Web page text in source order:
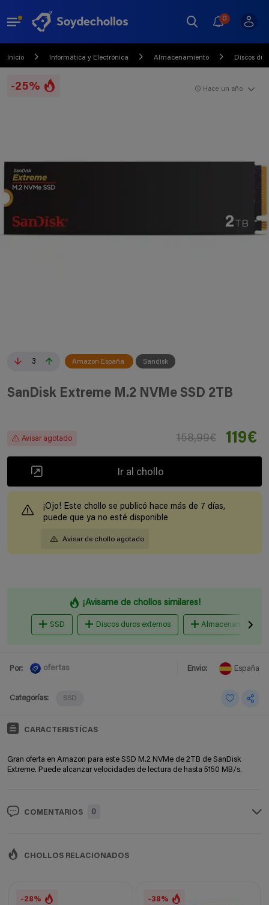
0
Inicio Informática y Electrónica Almacenamiento Discos
-25%
3 Amazon España Sandisk
Hace un año
SanDisk Extreme M.2 NVMe SSD 2TB
Avisar agotado 158,99€ 119€
Ir al chollo
¡Ojo! Este chollo se publicó hace más de 7 días,
puede que ya no esté disponible
Avisar de chollo agotado
¡Avisame de chollos similares!
SSD Discos duros externos Almacenamiento
Por: ofertas Envio: España
Categorías: SSD
CARACTERISTÍCAS
Gran oferta en Amazon para este SSD M.2 NVMe de 2TB de SanDisk
Extreme. Puede alcanzar velocidades de lectura de hasta 5150 MB/s.
COMENTARIOS 0
CHOLLOS RELACIONADOS
-28% -38%